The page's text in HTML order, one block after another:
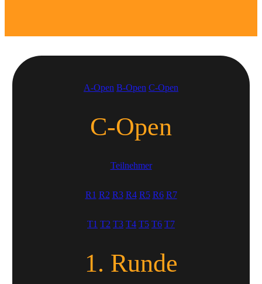
A-Open B-Open C-Open
C-Open
Teilnehmer
R1 R2 R3 R4 R5 R6 R7
T1 T2 T3 T4 T5 T6 T7
1. Runde